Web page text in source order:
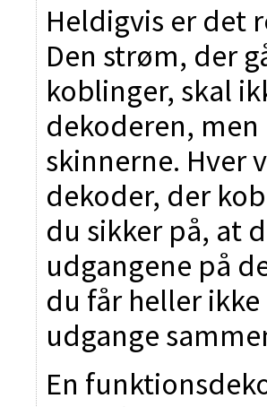
Heldigvis er det
Den strøm, der
koblinger, skal
dekoderen,
skinnerne. Hver
dekoder, der
du sikker på, at
udgangene på
du får heller
udgange
En